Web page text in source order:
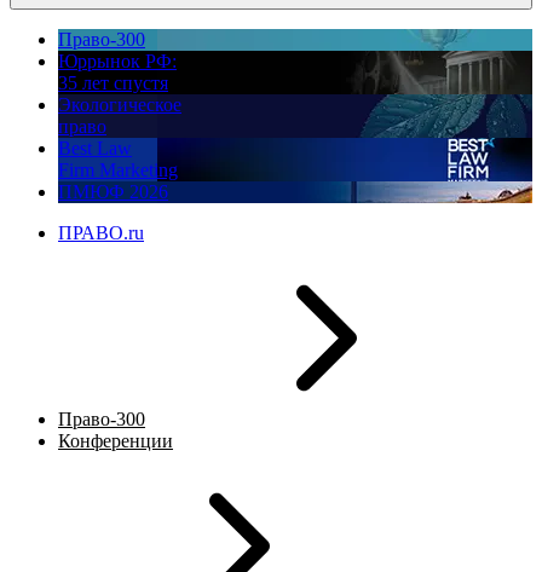
Право-300
Юррынок РФ:
35 лет спустя
Экологическое
право
Best Law
Firm Marketing
ПМЮФ 2026
ПРАВО.ru
Право-300
Конференции